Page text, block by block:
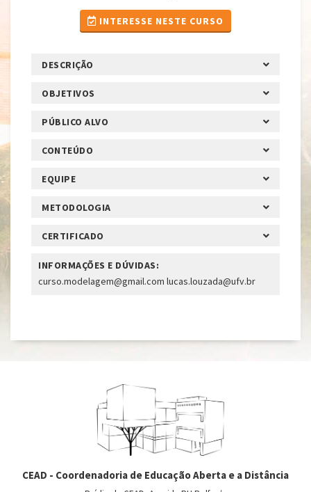
INTERESSE NESTE CURSO
DESCRIÇÃO
OBJETIVOS
PÚBLICO ALVO
CONTEÚDO
EQUIPE
METODOLOGIA
CERTIFICADO
INFORMAÇÕES E DÚVIDAS:
curso.modelagem@gmail.com lucas.louzada@ufv.br
CEAD - Coordenadoria de Educação Aberta e a Distância